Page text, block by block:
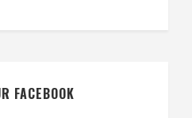
FACEBOOK